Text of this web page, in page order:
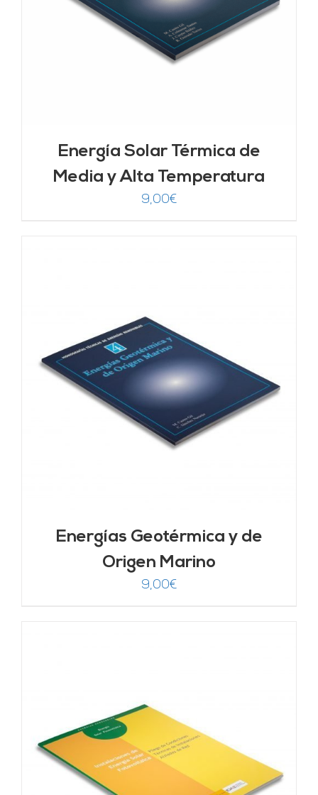
Energía Solar Térmica de
Media y Alta Temperatura
9,00€
Energías Geotérmica y de
Origen Marino
9,00€